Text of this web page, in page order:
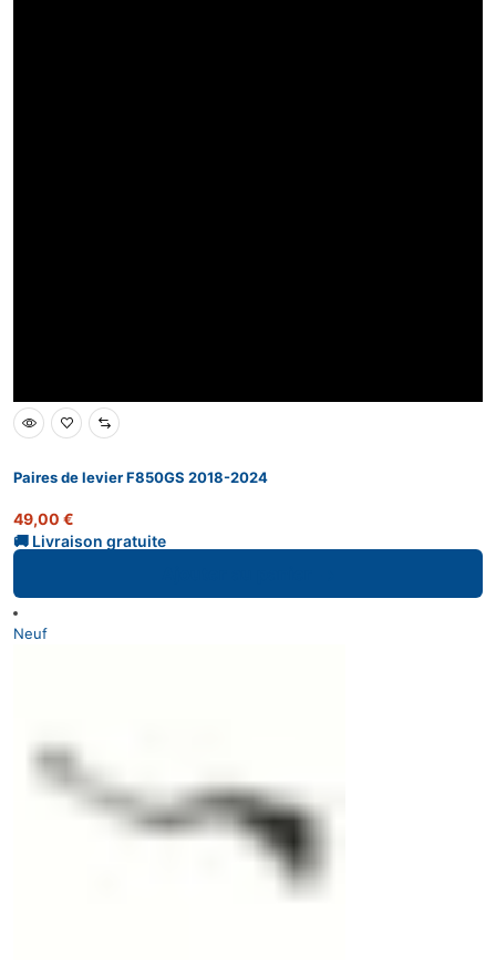
Paires de levier F850GS 2018-2024
49,00 €
Neuf